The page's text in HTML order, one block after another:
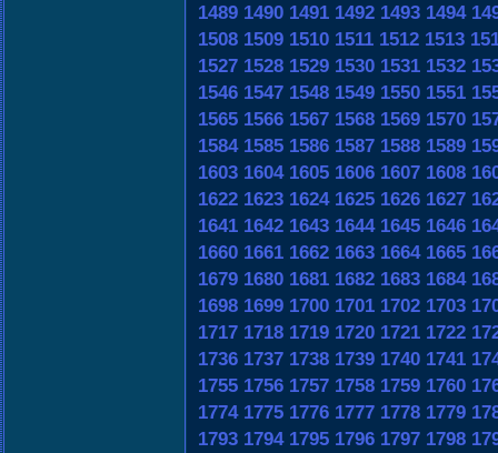
1489 1490 1491 1492 1493 1494
1508 1509 1510 1511 1512 1513
1527 1528 1529 1530 1531 1532
1546 1547 1548 1549 1550 1551
1565 1566 1567 1568 1569 1570
1584 1585 1586 1587 1588 1589
1603 1604 1605 1606 1607 1608
1622 1623 1624 1625 1626 1627
1641 1642 1643 1644 1645 1646
1660 1661 1662 1663 1664 1665
1679 1680 1681 1682 1683 1684
1698 1699 1700 1701 1702 1703
1717 1718 1719 1720 1721 1722
1736 1737 1738 1739 1740 1741
1755 1756 1757 1758 1759 1760
1774 1775 1776 1777 1778 1779
1793 1794 1795 1796 1797 1798